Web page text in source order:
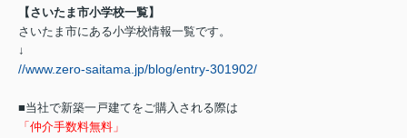
【さいたま市小学校一覧】
さいたま市にある小学校情報一覧です。
↓
//www.zero-saitama.jp/blog/entry-301902/
■当社で新築一戸建てをご購入される際は
「仲介手数料無料」